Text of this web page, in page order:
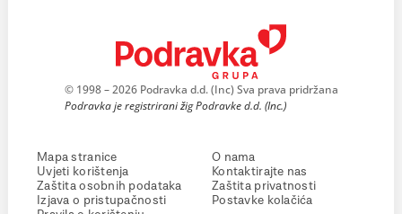
© 1998 – 2026 Podravka d.d. (Inc) Sva prava pridržana
Podravka je registrirani žig Podravke d.d. (Inc.)
Mapa stranice
Uvjeti korištenja
Zaštita osobnih podataka
Izjava o pristupačnosti
O nama
Kontaktirajte nas
Zaštita privatnosti
Postavke kolačića